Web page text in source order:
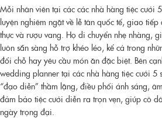
Mỗi nhân viên tại các các nhà hàng tiệc cưới
luyện nghiêm ngặt về lễ tân quốc tế, giao
thực và rượu vang. Họ di chuyển nhẹ nhàng,
luôn sẵn sàng hỗ trợ khéo léo, kể cả trong
đổi chỗ hay yêu cầu món ăn đặc biệt. Bên
wedding planner tại các nhà hàng tiệc cưới 5
“đạo diễn” thầm lặng, điều phối ánh sáng,
đảm bảo tiệc cưới diễn ra trọn vẹn, giúp cô
ngày trọng đại.